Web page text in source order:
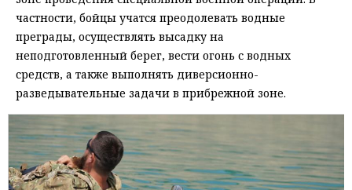
частности, бойцы учатся преодолевать водные
преграды, осуществлять высадку на
неподготовленный берег, вести огонь с водных
средств, а также выполнять диверсионно-
разведывательные задачи в прибрежной зоне.